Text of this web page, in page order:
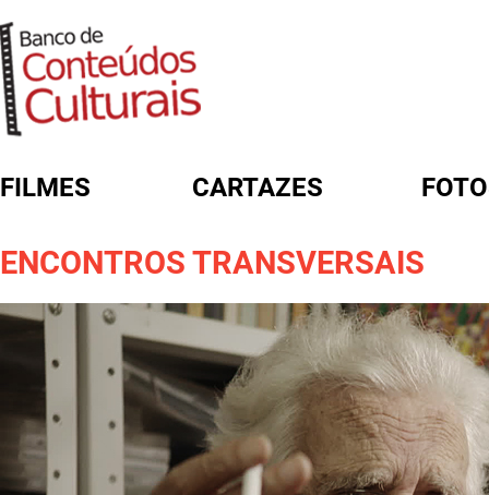
FILMES CARTAZES
ENCONTROS TRANSVERSAIS
FORMULÁRIO DE BUSCA